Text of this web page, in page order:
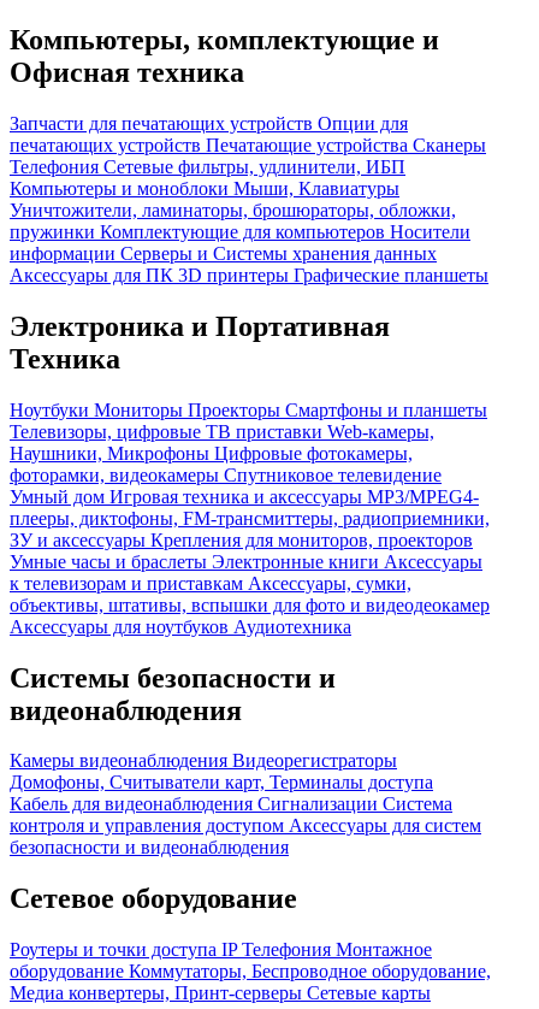
Компьютеры, комплектующие и
Офисная техника
Запчасти для печатающих устройств Опции для
печатающих устройств Печатающие устройства Сканеры
Телефония Сетевые фильтры, удлинители, ИБП
Компьютеры и моноблоки Мыши, Клавиатуры
Уничтожители, ламинаторы, брошюраторы, обложки,
пружинки Комплектующие для компьютеров Носители
информации Серверы и Системы хранения данных
Аксессуары для ПК 3D принтеры Графические планшеты
Электроника и Портативная
Техника
Ноутбуки Мониторы Проекторы Смартфоны и планшеты
Телевизоры, цифровые ТВ приставки Web-камеры,
Наушники, Микрофоны Цифровые фотокамеры,
фоторамки, видеокамеры Спутниковое телевидение
Умный дом Игровая техника и аксессуары MP3/MPEG4-
плееры, диктофоны, FM-трансмиттеры, радиоприемники,
ЗУ и аксессуары Крепления для мониторов, проекторов
Умные часы и браслеты Электронные книги Аксессуары
к телевизорам и приставкам Аксессуары, сумки,
объективы, штативы, вспышки для фото и видеодеокамер
Аксессуары для ноутбуков Аудиотехника
Системы безопасности и
видеонаблюдения
Камеры видеонаблюдения Видеорегистраторы
Домофоны, Считыватели карт, Терминалы доступа
Кабель для видеонаблюдения Сигнализации Система
контроля и управления доступом Аксессуары для систем
безопасности и видеонаблюдения
Сетевое оборудование
Роутеры и точки доступа IP Телефония Монтажное
оборудование Коммутаторы, Беспроводное оборудование,
Медиа конвертеры, Принт-серверы Сетевые карты